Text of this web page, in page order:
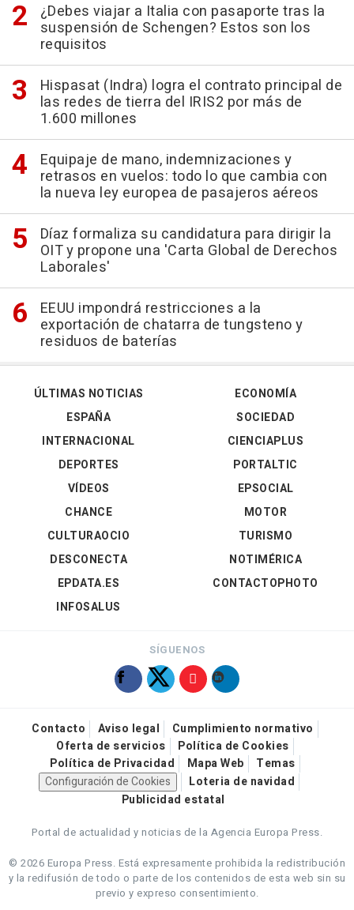
¿Debes viajar a Italia con pasaporte tras la
suspensión de Schengen? Estos son los
requisitos
Hispasat (Indra) logra el contrato principal de
las redes de tierra del IRIS2 por más de
1.600 millones
Equipaje de mano, indemnizaciones y
retrasos en vuelos: todo lo que cambia con
la nueva ley europea de pasajeros aéreos
Díaz formaliza su candidatura para dirigir la
OIT y propone una 'Carta Global de Derechos
Laborales'
EEUU impondrá restricciones a la
exportación de chatarra de tungsteno y
residuos de baterías
ÚLTIMAS NOTICIAS
ESPAÑA
INTERNACIONAL
DEPORTES
VÍDEOS
ECONOMÍA
SOCIEDAD
CIENCIAPLUS
PORTALTIC
EPSOCIAL
CHANCE
CULTURAOCIO
DESCONECTA
EPDATA.ES
INFOSALUS
MOTOR
TURISMO
NOTIMÉRICA
CONTACTOPHOTO
SÍGUENOS
Contacto Aviso legal
Cumplimiento normativo
Oferta de servicios
Política de Cookies
Política de Privacidad
Mapa Web
Temas
Configuración de Cookies
Loteria de navidad
Publicidad estatal
Portal de actualidad y noticias de la Agencia Europa Press.
© 2026 Europa Press. Está expresamente prohibida la redistribución
y la redifusión de todo o parte de los contenidos de esta web sin su
previo y expreso consentimiento.